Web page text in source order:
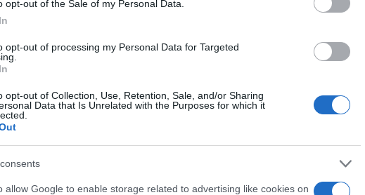
opt-out of the Sale of my Personal Data.
opt-out of processing my Personal Data for Targeted
opt-out of Collection, Use, Retention, Sale, and/or Sharing
Data that Is Unrelated with the Purposes for which it
allow Google to enable storage related to advertising like cookies on
das penas e bloqueio
Câmara dos Deputados
na terça-feira (2), propõe
16 de março de 2016
assecuratórias cautelares, ação civil de
5